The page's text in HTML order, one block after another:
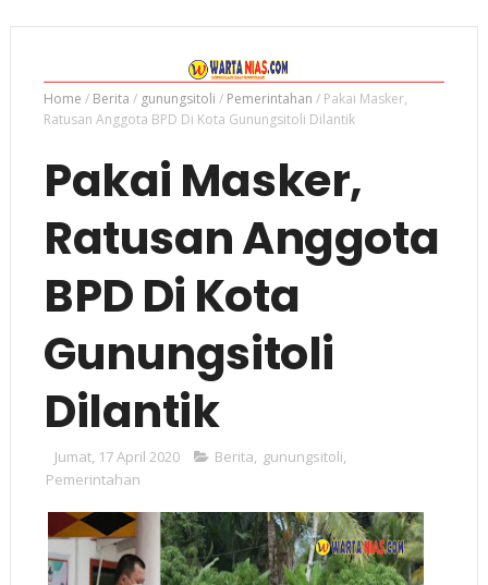
Home / Berita / gunungsitoli / Pemerintahan / Pakai Masker,
Ratusan Anggota BPD Di Kota Gunungsitoli Dilantik
Pakai Masker,
Ratusan Anggota
BPD Di Kota
Gunungsitoli
Dilantik
Jumat, 17 April 2020 Berita, gunungsitoli,
Pemerintahan